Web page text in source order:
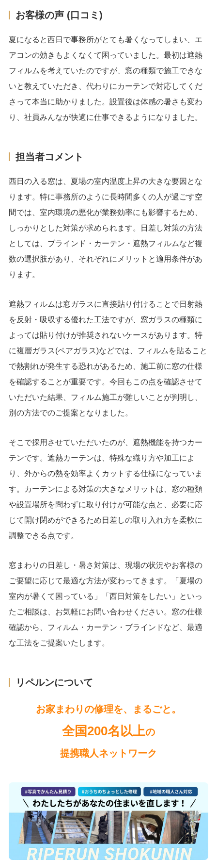
お客様の声 (口コミ)
夏になると西日で事務所がとても暑くなってしまい、エ
アコンの効きもよくなくて困っていました。最初は遮熱
フィルムを考えていたのですが、窓の種類で施工できな
いと教えていただき、代わりにカーテンで対応してくだ
さって本当に助かりました。設置後は体感の暑さも変わ
り、社員みんなが快適に仕事できるようになりました。
担当者コメント
西日の入る窓は、夏場の室内温度上昇の大きな要因とな
ります。特に事務所のように長時間多くの人が過ごす空
間では、室内環境の悪化が業務効率にも影響するため、
しっかりとした対策が求められます。日差し対策の方法
としては、ブラインド・カーテン・遮熱フィルムなど複
数の選択肢があり、それぞれにメリットと適用条件があ
ります。
遮熱フィルムは窓ガラスに直接貼り付けることで日射熱
を反射・吸収する優れた工法ですが、窓ガラスの種類に
よっては貼り付けが推奨されないケースがあります。特
に複層ガラス(ペアガラス)などでは、フィルムを貼ること
で熱割れが発生する恐れがあるため、施工前に窓の仕様
を確認することが重要です。今回もこの点を確認させて
いただいた結果、フィルム施工が難しいことが判明し、
別の方法でのご提案となりました。
そこで採用させていただいたのが、遮熱機能を持つカー
テンです。遮熱カーテンは、特殊な織り方や加工によ
り、外からの熱を効率よくカットする仕様になっていま
す。カーテンによる対策の大きなメリットは、窓の種類
や設置場所を問わずに取り付けが可能な点と、必要に応
じて開け閉めができるため日差しの取り入れ方を柔軟に
調整できる点です。
窓まわりの日差し・暑さ対策は、現場の状況やお客様の
ご要望に応じて最適な方法が変わってきます。「夏場の
室内が暑くて困っている」「西日対策をしたい」といっ
たご相談は、お気軽にお問い合わせください。窓の仕様
確認から、フィルム・カーテン・ブラインドなど、最適
な工法をご提案いたします。
リペルンについて
お家まわりの修理を、まるごと。
全国200名以上の
提携職人ネットワーク